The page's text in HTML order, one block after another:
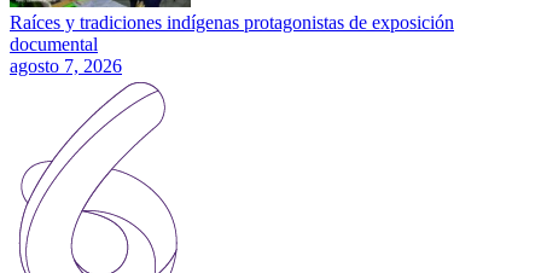
Raíces y tradiciones indígenas protagonistas de exposición
documental
agosto 7, 2026